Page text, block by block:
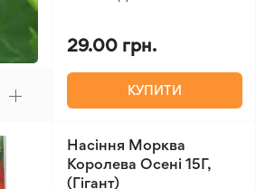
29.00 грн.
КУПИТИ
Насіння Морква
Королева Осені 15Г,
(Гігант)